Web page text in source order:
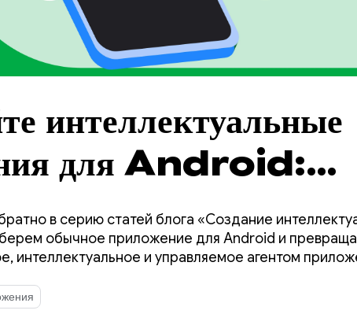
интеллектуальные
для Android:
их в
систему
помощью
в серию статей блога «Создание
обычное приложение для Android и
интеллектуальное и управляемое агентом
рассмотрели, как использовать Firebase AI Logic
функций искусственного интеллекта.